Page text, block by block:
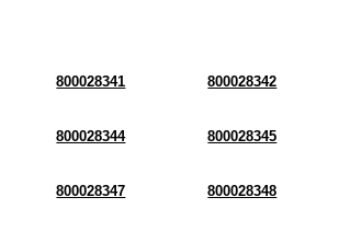
800028341 800028342
800028344 800028345
800028347 800028348